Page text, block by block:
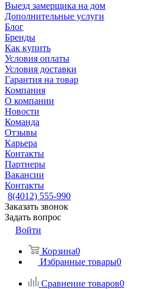
Выезд замерщика на дом
Дополнительные услуги
Блог
Бренды
Как купить
Условия оплаты
Условия доставки
Гарантия на товар
Компания
О компании
Новости
Команда
Отзывы
Карьера
Контакты
Партнеры
Вакансии
Контакты
8(4012) 555-990
Заказать звонок
Задать вопрос
Войти
Корзина0
Избранные товары0
Сравнение товаров0